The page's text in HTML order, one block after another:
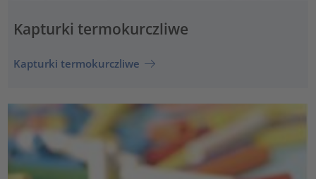
Kapturki termokurczliwe
Kapturki termokurczliwe